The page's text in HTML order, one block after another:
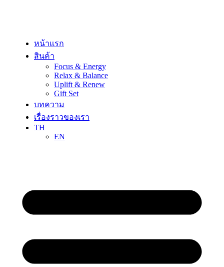
หน้าแรก
สินค้า
Focus & Energy
Relax & Balance
Uplift & Renew
Gift Set
บทความ
เรื่องราวของเรา
TH
EN